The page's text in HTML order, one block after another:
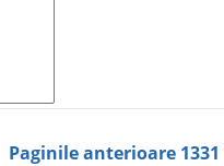
Paginile anterioare 1331